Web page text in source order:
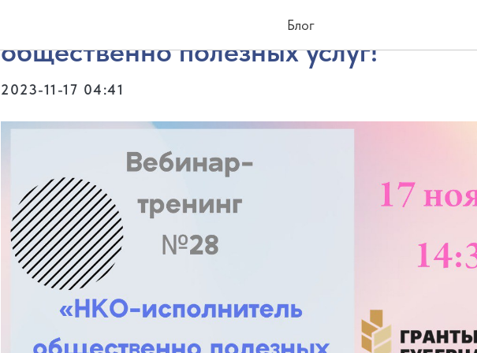
Блог
Скоро вебинар для НКО -
общественно полезных услуг!
2023-11-17 04:41